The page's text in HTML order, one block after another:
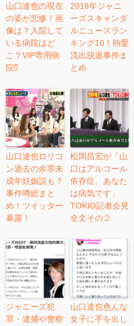
山口達也の現在
の姿が悲惨！画
像は？入院して
いる病院はど
こ？VIP専用病
院⁉︎
2018年ジャニ
ーズスキャンダ
ルニュースラン
キング10！熱愛
流出脱退事件ま
とめ
山口達也ロリコ
ン過去の余罪未
成年妊娠説も？
事件噂総まと
め！ツイッター
暴露！
松岡昌宏が「山
口はアルコール
依存症、あなた
は病気です」
TOKIO記者会見
全文その２
ジャニーズ犯
罪・逮捕や警察
山口達也色んな
女子に手を出し